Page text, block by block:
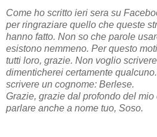
Come ho scritto ieri sera su
per ringraziare quello che queste
hanno fatto. Non so che parole
esistono nemmeno. Per questo
tutti loro, grazie. Non voglio
dimenticherei certamente
scrivere un cognome: Berlese.
Grazie, grazie dal profondo del
parlare anche a nome tuo, Soso.